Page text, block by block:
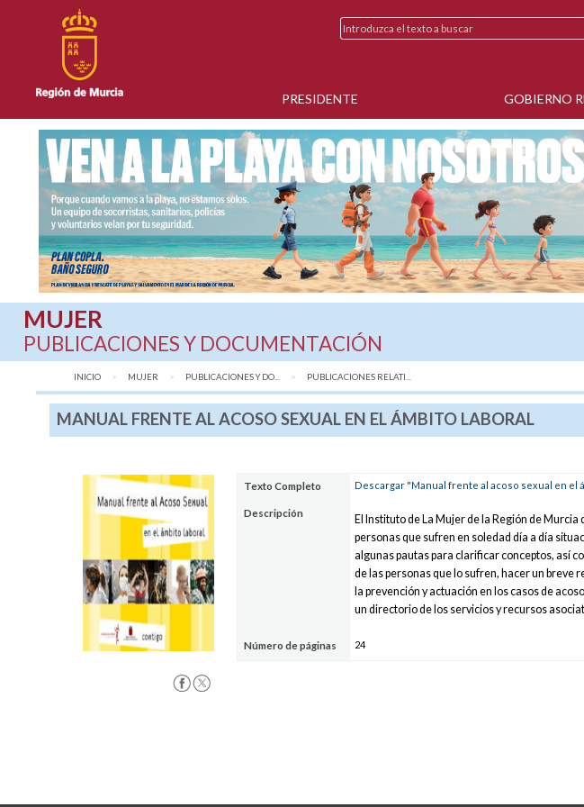
PRESIDENTE GOBIERNO
MUJER
PUBLICACIONES Y DOCUMENTACIÓN
INICIO MUJER PUBLICACIONES Y DO... AQUÍ:
PUBLICACIONES RELATI...
MANUAL FRENTE AL ACOSO SEXUAL EN EL ÁMBITO LABORAL
Texto Completo Descargar "Manual frente al acoso sexual en el
Descripción
El Instituto de La Mujer de la Región de
personas que sufren en soledad día a día
algunas pautas para clarificar conceptos, así
de las personas que lo sufren, hacer un breve
la prevención y actuación en los casos de
un directorio de los servicios y recursos
Número de páginas 24